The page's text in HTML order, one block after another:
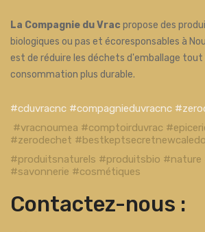
La Compagnie du Vrac propose des
biologiques ou pas et écoresponsables à
est de réduire les déchets d'emballage
consommation plus durable.
#cduvracnc #compagnieduvracnc
#vracnoumea #comptoirduvrac
#zerodechet
#produitsnaturels #produitsbio #nature
#savonnerie #cosmétiques
Contactez-nous :